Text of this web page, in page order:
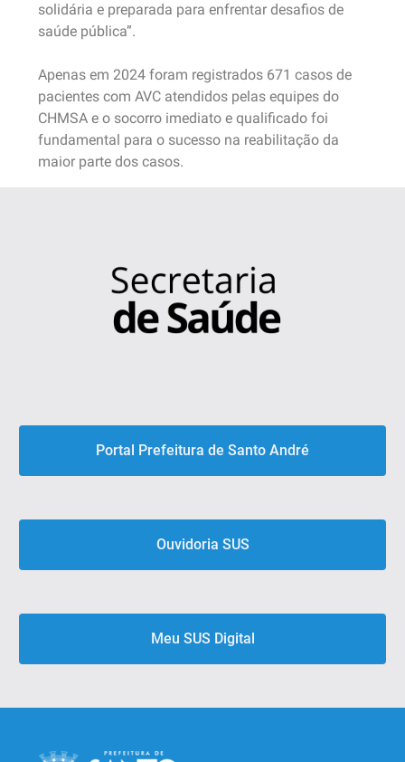
solidária e preparada para enfrentar desafios de
saúde pública”.
Apenas em 2024 foram registrados 671 casos de
pacientes com AVC atendidos pelas equipes do
CHMSA e o socorro imediato e qualificado foi
fundamental para o sucesso na reabilitação da
maior parte dos casos.
Portal Prefeitura de Santo André
Ouvidoria SUS
Meu SUS Digital